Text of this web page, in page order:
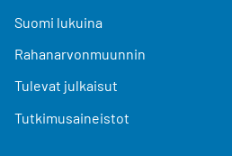
Suomi lukuina
Rahanarvonmuunnin
Tulevat julkaisut
Tutkimusaineistot